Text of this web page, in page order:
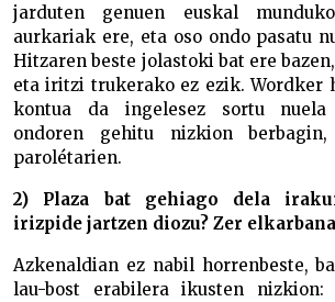
jarduten genuen euskal
aurkariak ere, eta oso ondo pasatu
Hitzaren beste jolastoki bat ere
eta iritzi trukerako ez ezik. Wordker
kontua da ingelesez sortu nuela
ondoren gehitu nizkion
parolétarien.
2) Plaza bat gehiago dela
irizpide jartzen diozu? Zer
Azkenaldian ez nabil horrenbeste,
lau-bost erabilera ikusten